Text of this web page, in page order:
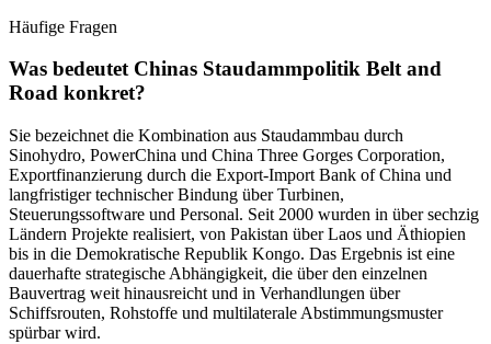
Häufige Fragen
Was bedeutet Chinas Staudammpolitik Belt and
Road konkret?
Sie bezeichnet die Kombination aus Staudammbau durch
Sinohydro, PowerChina und China Three Gorges Corporation,
Exportfinanzierung durch die Export-Import Bank of China und
langfristiger technischer Bindung über Turbinen,
Steuerungssoftware und Personal. Seit 2000 wurden in über sechzig
Ländern Projekte realisiert, von Pakistan über Laos und Äthiopien
bis in die Demokratische Republik Kongo. Das Ergebnis ist eine
dauerhafte strategische Abhängigkeit, die über den einzelnen
Bauvertrag weit hinausreicht und in Verhandlungen über
Schiffsrouten, Rohstoffe und multilaterale Abstimmungsmuster
spürbar wird.